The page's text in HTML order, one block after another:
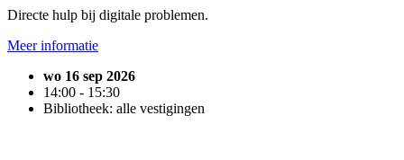
Directe hulp bij digitale problemen.
Meer informatie
wo 16 sep 2026
14:00 - 15:30
Bibliotheek: alle vestigingen